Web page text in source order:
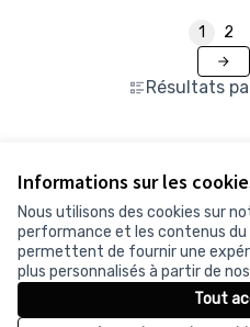
Informations sur les
Nous utilisons des cookies sur
performance et les contenus du
permettent de fournir une
plus personnalisés à partir de
Tout
Résultats
1 2
Voir toutes les propositions
Conditions d'utilisation
Paramètres des cookies